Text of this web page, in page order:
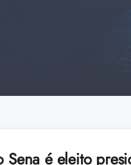
Sena é eleito